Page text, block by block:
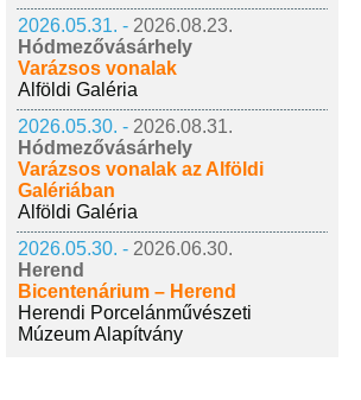
2026.05.31. - 2026.08.23.
Hódmezővásárhely
Varázsos vonalak
Alföldi Galéria
2026.05.30. - 2026.08.31.
Hódmezővásárhely
Varázsos vonalak az Alföldi
Galériában
Alföldi Galéria
2026.05.30. - 2026.06.30.
Herend
Bicentenárium – Herend
Herendi Porcelánművészeti
Múzeum Alapítvány